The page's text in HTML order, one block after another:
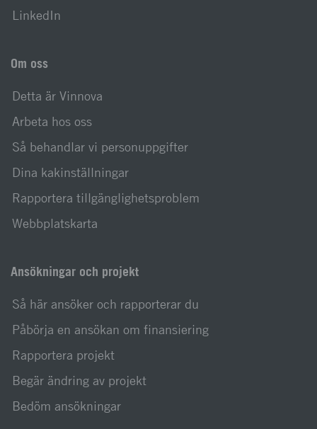
LinkedIn
Om oss
Detta är Vinnova
Arbeta hos oss
Så behandlar vi personuppgifter
Dina kakinställningar
Rapportera tillgänglighetsproblem
Webbplatskarta
Ansökningar och projekt
Så här ansöker och rapporterar du
Påbörja en ansökan om finansiering
Rapportera projekt
Begär ändring av projekt
Bedöm ansökningar